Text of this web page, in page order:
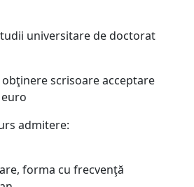
universitare de doctorat
scrisoare acceptare
concurs admitere:
forma cu frecvenţă